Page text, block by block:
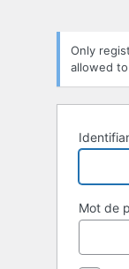
Only
allowed
Mot de